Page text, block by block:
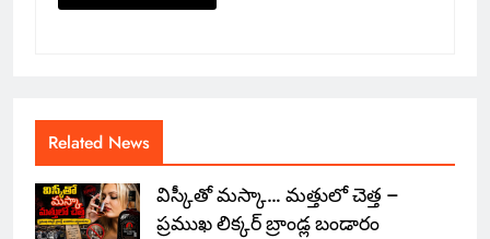
Related News
విస్కీతో మస్కా… మత్తులో చెత్త –
ప్రముఖ లిక్కర్ బ్రాండ్ల బండారం